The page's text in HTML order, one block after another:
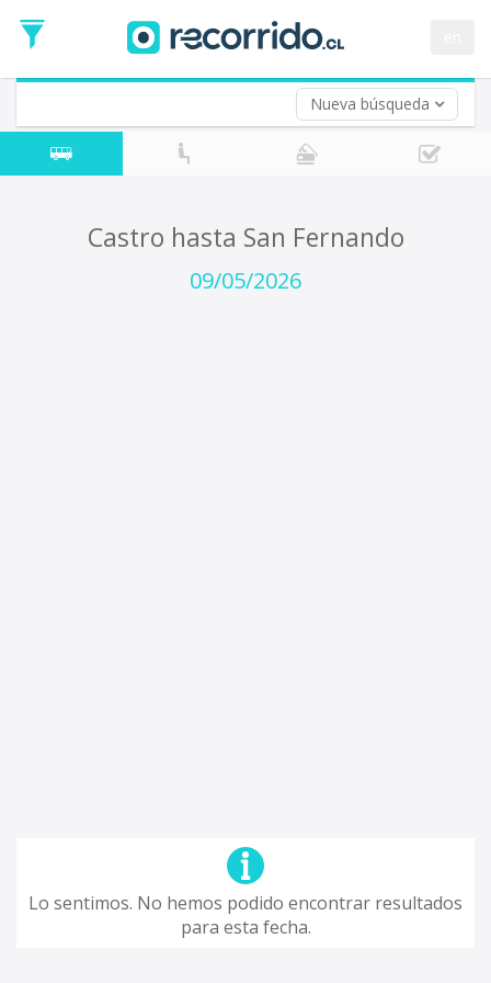
Nueva búsqueda
de
Ida
Vuelta (opcional)
Fecha
de
Castro hasta San Fernando
09/05/2026
Lo sentimos. No hemos podido encontrar resultados
para esta fecha.